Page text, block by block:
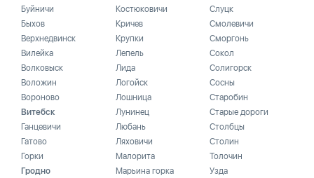
Буйничи
Быхов
Верхнедвинск
Вилейка
Волковыск
Воложин
Вороново
Витебск
Ганцевичи
Гатово
Горки
Гродно
Костюковичи
Кричев
Крупки
Лепель
Лида
Логойск
Лошница
Лунинец
Любань
Ляховичи
Малорита
Марьина горка
Слуцк
Смолевичи
Сморгонь
Сокол
Солигорск
Сосны
Старобин
Старые дороги
Столбцы
Столин
Толочин
Узда